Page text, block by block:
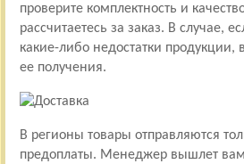
проверите комплектность и
рассчитаетесь за заказ. В случае,
какие-либо недостатки продукции,
ее получения.
В регионы товары отправляются
предоплаты. Менеджер вышлет вам